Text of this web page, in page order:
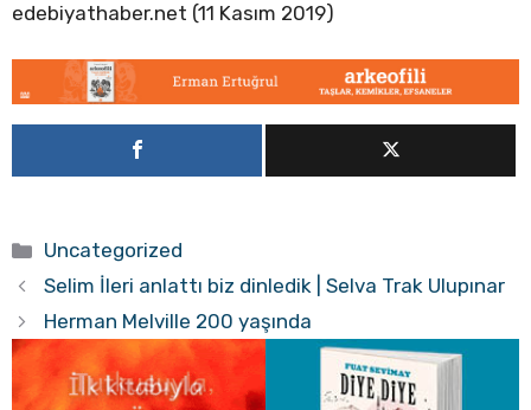
edebiyathaber.net (11 Kasım 2019)
Kategoriler
Uncategorized
Selim İleri anlattı biz dinledik | Selva Trak Ulupınar
Herman Melville 200 yaşında